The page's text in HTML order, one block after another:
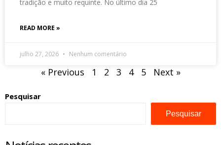
tradição e muito requinte. No último dia 25
READ MORE »
julho 27, 2026 Nenhum comentário
« Previous 1 2 3 4 5 Next »
Pesquisar
Pesquisar